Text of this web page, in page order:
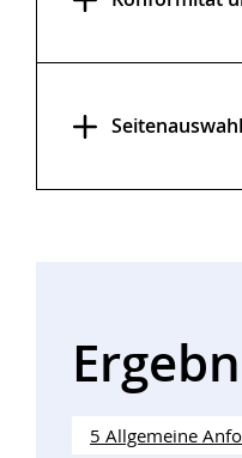
5 Allgemeine